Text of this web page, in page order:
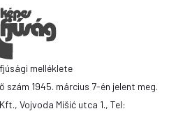
melléklete
szám 1945. március 7-én jelent meg.
Vojvoda Mišić utca 1., Tel: